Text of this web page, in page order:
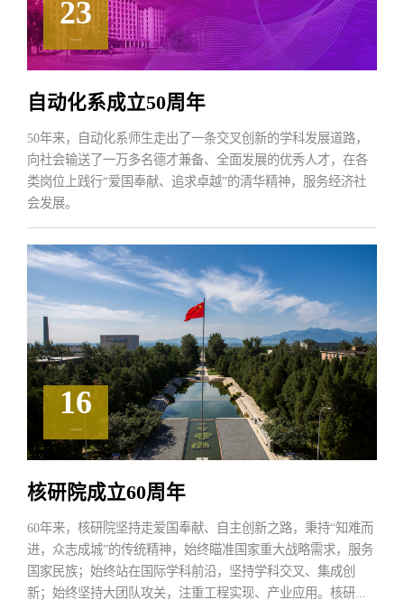
23
2020.09
自动化系成立50周年
50年来，自动化系师生走出了一条交叉创新的学科发展道路，
向社会输送了一万多名德才兼备、全面发展的优秀人才，在各
类岗位上践行“爱国奉献、追求卓越”的清华精神，服务经济社
会发展。
16
2020.09
核研院成立60周年
60年来，核研院坚持走爱国奉献、自主创新之路，秉持“知难而
进，众志成城”的传统精神，始终瞄准国家重大战略需求，服务
国家民族；始终站在国际学科前沿，坚持学科交叉、集成创
新；始终坚持大团队攻关，注重工程实现、产业应用。核研...